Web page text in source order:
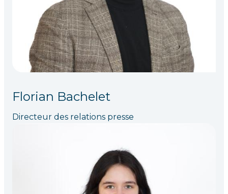
Florian Bachelet
Directeur des relations presse